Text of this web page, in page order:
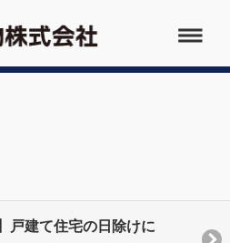
戸建て住宅の日除けに